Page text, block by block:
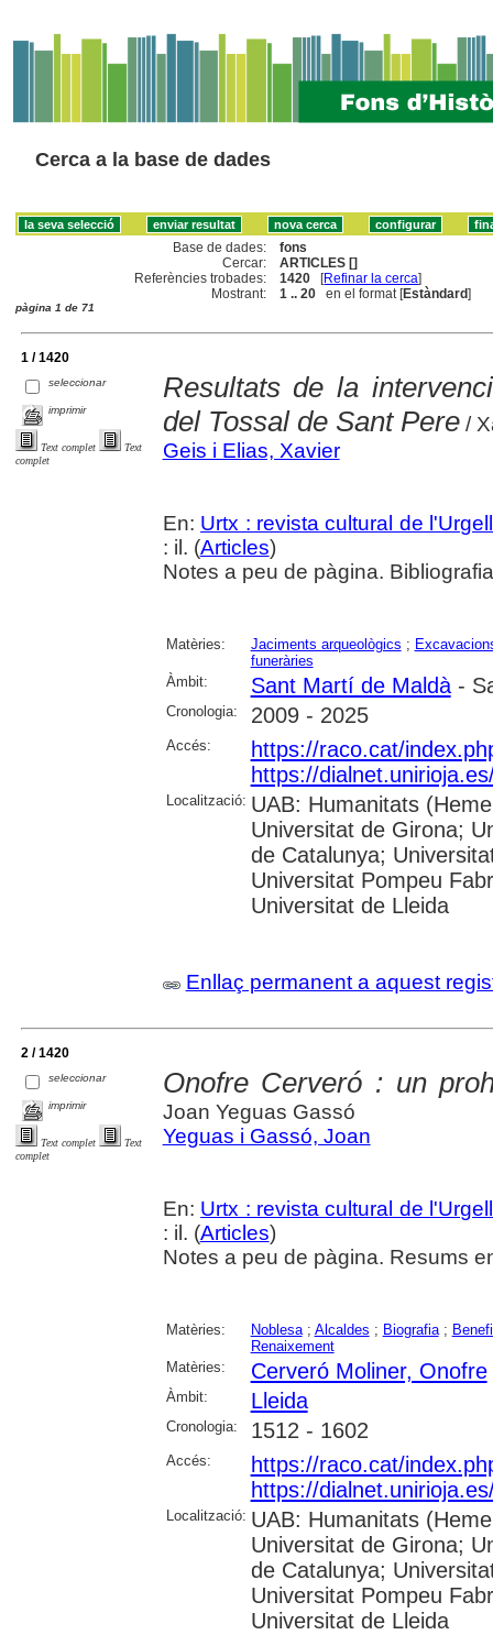
Cerca a la base de dades
Base de dades:
fons
Cercar:
ARTICLES []
Referències trobades:
1420 [Refinar la cerca]
Mostrant:
1 .. 20 en el format [Estàndard]
pàgina 1 de 71
1 / 1420
seleccionar
imprimir
Text complet
Text
complet
Resultats de la
del Tossal de Sant Pere/
Geis i Elias, Xavier
En: Urtx : revista cultural de l'Urgell
: il. (Articles)
Notes a peu de pàgina.
Matèries: Jaciments arqueològics ;
funeràries
Àmbit:
Sant Martí de Maldà-
Cronologia: 2009 - 2025
Accés:
https://raco.cat/
https://
Localització: UAB: Humanitats
Universitat de Girona;
de Catalunya;
Universitat Pompeu
Universitat de Lleida
Enllaç permanent a aquest
2 / 1420
seleccionar
imprimir
Text complet
Text
complet
Onofre Cerveró : un
Joan Yeguas Gassó
Yeguas i Gassó, Joan
En: Urtx : revista cultural de l'Urgell
: il. (Articles)
Notes a peu de pàgina. Resums
Matèries: Noblesa; Alcaldes ; Biografia;
Renaixement
Matèries:
Cerveró Moliner, Onofre
Àmbit: Lleida
Cronologia: 1512 - 1602
Accés:
https://raco.cat/
https://
Localització: UAB: Humanitats
Universitat de Girona;
de Catalunya;
Universitat Pompeu
Universitat de Lleida